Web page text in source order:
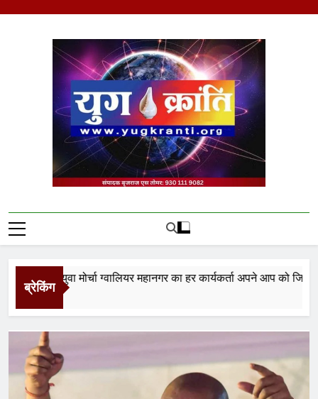
Yug Kranti | Trusted
News Portal
ब्रेकिंग
युवा मोर्चा ग्वालियर महानगर का हर कार्यकर्ता अपने आप को जिला अध्यक्ष